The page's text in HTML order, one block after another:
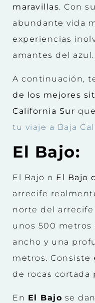
maravillas. Con
abundante vida
experiencias
amantes del azul.
A continuación,
de los mejores
California Sur
tu viaje a Baja
El Bajo:
El Bajo o El Bajo
arrecife
norte del
unos 500 metros
ancho y una
metros. Consiste
de rocas cortada
En El Bajo se